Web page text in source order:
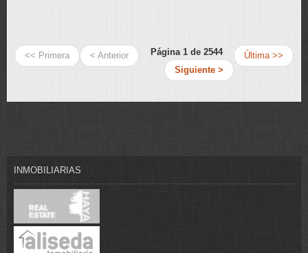
<< Primera < Anterior Página 1 de 2544
Última >>
Siguiente >
INMOBILIARIAS